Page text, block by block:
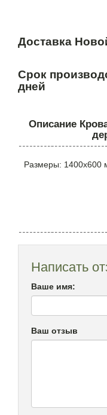
Доставка
Срок
дней
Описание
Размеры: 1400х600
Написать
Ваше имя:
Ваш отзыв